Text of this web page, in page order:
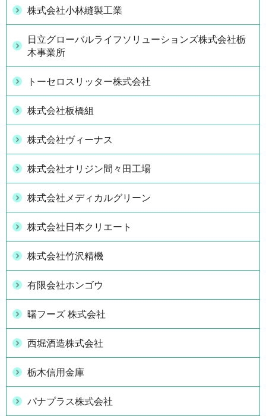
株式会社小林縫製工業
日立グローバルライフソリューションズ株式会社栃
木事業所
トーセロスリッター株式会社
株式会社板橋組
株式会社ヴィーナス
株式会社オリジン間々田工場
株式会社メディカルグリーン
株式会社日本クリエート
株式会社竹沢精機
有限会社ホンゴウ
曙フーズ 株式会社
西堀酒造株式会社
栃木信用金庫
パナプラス株式会社